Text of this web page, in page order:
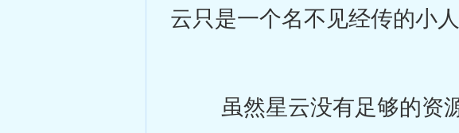
云只是一个名不见经传的小
虽然星云没有足够的资源